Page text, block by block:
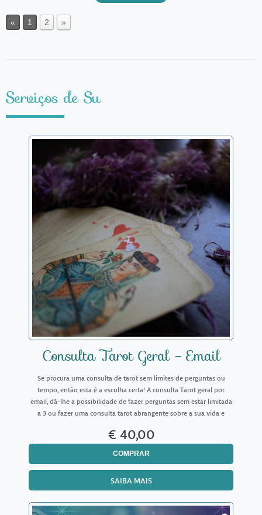
se ajudar. Lembrei deste tema esta
semana, pois vi várias situações que
« 1 2 »
Serviços de Su
Consulta Tarot Geral - Email
Se procura uma consulta de tarot sem limites de perguntas ou
tempo, então esta é a escolha certa! A consulta Tarot geral por
email, dá-lhe a possibilidade de fazer perguntas sem estar limitada
a 3 ou fazer uma consulta tarot abrangente sobre a sua vida e
€ 40,00
COMPRAR
SAIBA MAIS